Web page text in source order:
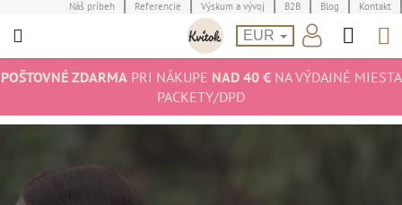
na
Náš príbeh Referencie Výskum a vývoj B2B Blog Kontakt
EUR
POŠTOVNÉ ZDARMAPRI NÁKUPE NAD 40 €NA VÝDAJNÉ MIESTA
PACKETY/DPD